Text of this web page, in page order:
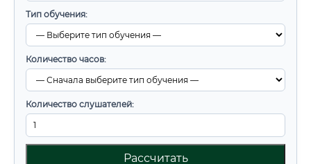
Тип обучения:
Количество часов:
Количество слушателей:
Рассчитать